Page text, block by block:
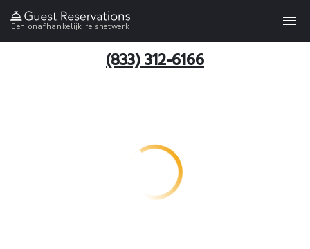
Een onafhankelijk reisnetwerk
(833) 312-6166